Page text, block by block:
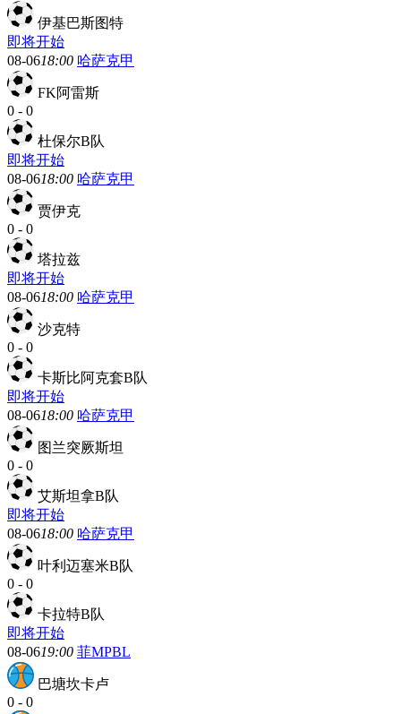
伊基巴斯图特
即将开始
08-0618:00 哈萨克甲
FK阿雷斯
0 - 0
杜保尔B队
即将开始
08-0618:00 哈萨克甲
贾伊克
0 - 0
塔拉兹
即将开始
08-0618:00 哈萨克甲
沙克特
0 - 0
卡斯比阿克套B队
即将开始
08-0618:00 哈萨克甲
图兰突厥斯坦
0 - 0
艾斯坦拿B队
即将开始
08-0618:00 哈萨克甲
叶利迈塞米B队
0 - 0
卡拉特B队
即将开始
08-0619:00 菲MPBL
巴塘坎卡卢
0 - 0